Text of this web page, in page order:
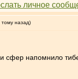
назад)
напомнило